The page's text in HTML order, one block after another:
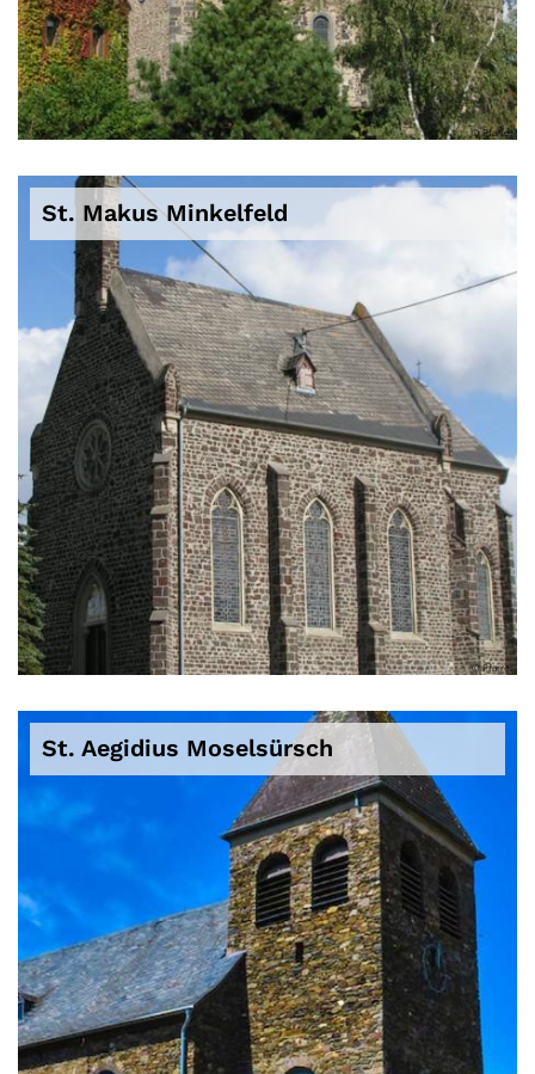
© Pfarrei
St. Makus Minkelfeld
© Pfarrei
St. Aegidius Moselsürsch